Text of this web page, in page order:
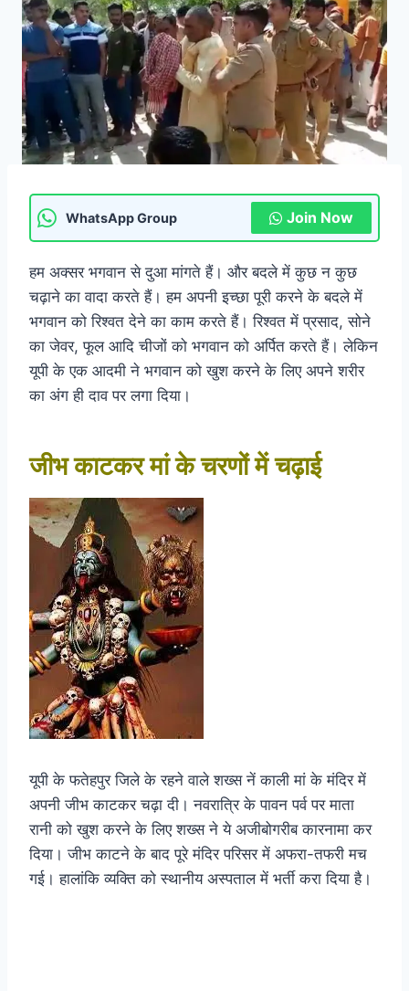
WhatsApp Group Join Now
हम अक्सर भगवान से दुआ मांगते हैं। और बदले में कुछ न कुछ
चढ़ाने का वादा करते हैं। हम अपनी इच्छा पूरी करने के बदले में
भगवान को रिश्वत देने का काम करते हैं। रिश्वत में प्रसाद, सोने
का जेवर, फूल आदि चीजों को भगवान को अर्पित करते हैं। लेकिन
यूपी के एक आदमी ने भगवान को खुश करने के लिए अपने शरीर
का अंग ही दाव पर लगा दिया।
जीभ काटकर मां के चरणों में चढ़ाई
यूपी के फतेहपुर जिले के रहने वाले शख्स नें काली मां के मंदिर में
अपनी जीभ काटकर चढ़ा दी। नवरात्रि के पावन पर्व पर माता
रानी को खुश करने के लिए शख्स ने ये अजीबोगरीब कारनामा कर
दिया। जीभ काटने के बाद पूरे मंदिर परिसर में अफरा-तफरी मच
गई। हालांकि व्यक्ति को स्थानीय अस्पताल में भर्ती करा दिया है।